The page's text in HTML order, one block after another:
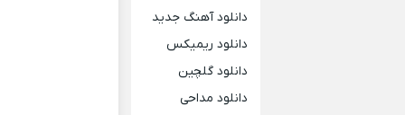
دانلود آهنگ جدید
دانلود ریمیکس
دانلود گلچین
دانلود مداحی